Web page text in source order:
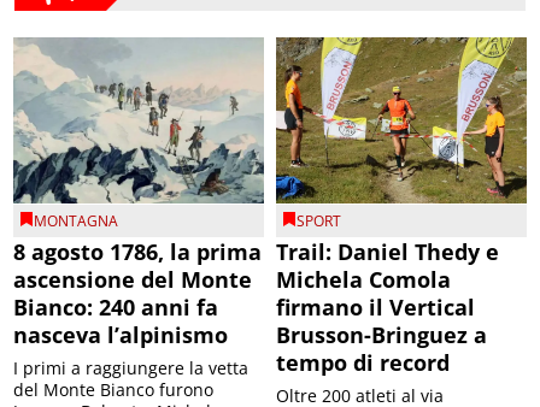
MONTAGNA
8 agosto 1786, la prima
ascensione del Monte
Bianco: 240 anni fa
nasceva l’alpinismo
I primi a raggiungere la vetta
del Monte Bianco furono
SPORT
Trail: Daniel Thedy e
Michela Comola
firmano il Vertical
Brusson-Bringuez a
tempo di record
Oltre 200 atleti al via